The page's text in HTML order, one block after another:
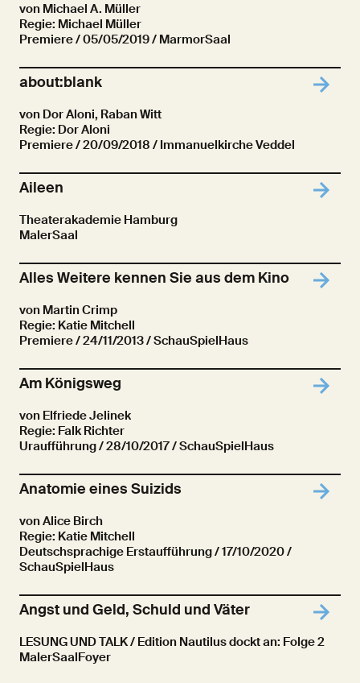
von Michael A. Müller
Regie: Michael Müller
Premiere/ 05/05/2019 / MarmorSaal
about:blank
von Dor Aloni, Raban Witt
Regie: Dor Aloni
Premiere/ 20/09/2018 / Immanuelkirche Veddel
Aileen
Theaterakademie Hamburg
MalerSaal
Alles Weitere kennen Sie aus dem Kino
von Martin Crimp
Regie: Katie Mitchell
Premiere/ 24/11/2013 / SchauSpielHaus
Am Königsweg
von Elfriede Jelinek
Regie: Falk Richter
Uraufführung/ 28/10/2017 / SchauSpielHaus
Anatomie eines Suizids
von Alice Birch
Regie: Katie Mitchell
Deutschsprachige Erstaufführung/ 17/10/2020 /
SchauSpielHaus
Angst und Geld, Schuld und Väter
LESUNG UND TALK / Edition Nautilus dockt an: Folge 2
MalerSaalFoyer